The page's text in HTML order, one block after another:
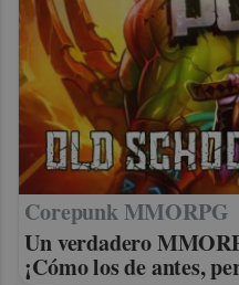
Corepunk MMORPG
Un verdadero
¡Cómo los de antes,